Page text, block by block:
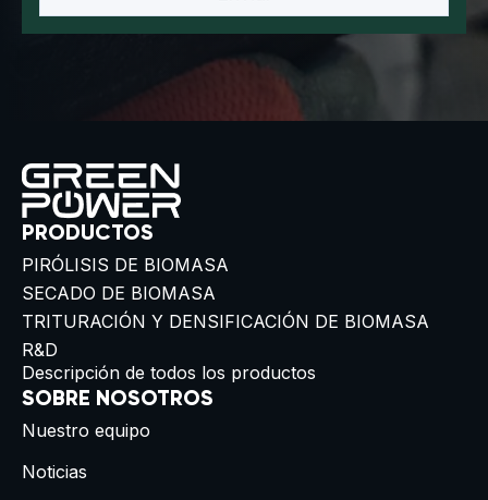
PRODUCTOS
PIRÓLISIS DE BIOMASA
SECADO DE BIOMASA
TRITURACIÓN Y DENSIFICACIÓN DE BIOMASA
R&D
Descripción de todos los productos
SOBRE NOSOTROS
Nuestro equipo
Noticias